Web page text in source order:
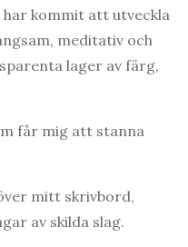
har kommit att utveckla
meditativ och
lager av färg,
får mig att stanna
mitt skrivbord,
av skilda slag.